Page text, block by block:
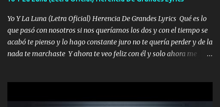
seguiré esperando hasta volvernos a vernos El recuerdo que yo
tengo de mi mente no se va, en mi corazón me llevo lo mismo que
tu papá, a veces me pongo triste porque no puedo mirarte, mas se
que tu me escuchas porque tu eres mi gran ángel, El desespero me
Yo Y La Luna (Letra Oficial) Herencia De Grandes Lyrics Qué es lo
que pasó con nosotros si nos queríamos los dos y con el tiempo se
acabó te pienso y lo hago constante juro no te quería perder y de la
nada te marchaste Y ahora te veo feliz con él y solo ahora me
pero eso ya no va a pasar me perderé en la soledad Porque me